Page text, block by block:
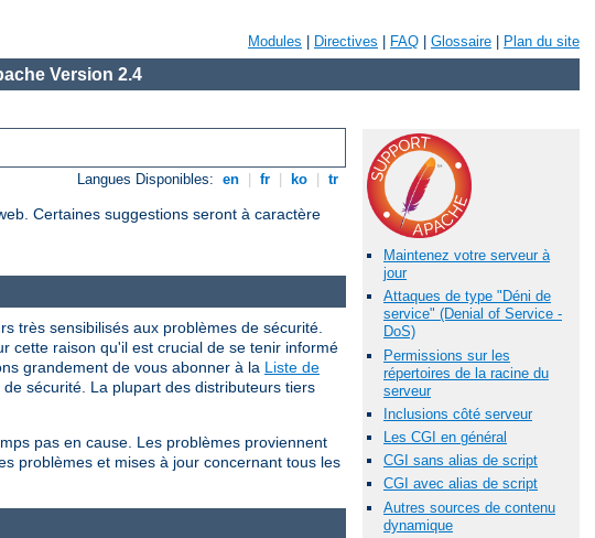
Modules Directives FAQ Glossaire Plan du site
Version 2.4
Langues Disponibles: en fr ko tr
Certaines suggestions seront à caractère
Maintenez votre serveur à
jour
Attaques de type "Déni de
service" (Denial of Service -
DoS)
Permissions sur les
répertoires de la racine du
serveur
Inclusions côté serveur
Les CGI en général
CGI sans alias de script
CGI avec alias de script
Autres sources de contenu
dynamique
très sensibilisés aux problèmes de sécurité.
cette raison qu'il est crucial de se tenir informé
grandement de vous abonner à la Liste de
sécurité. La plupart des distributeurs tiers
pas en cause. Les problèmes proviennent
problèmes et mises à jour concernant tous les